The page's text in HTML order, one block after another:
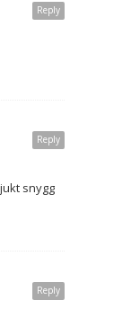
Reply
Reply
snygg
Reply